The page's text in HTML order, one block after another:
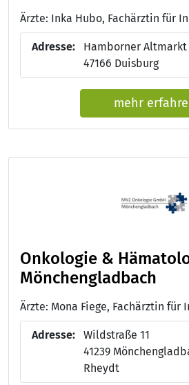
Adresse:
Hamborner Altmarkt
47166 Duisburg
mehr
Onkologie &
Mönchengladbach
Adresse:
Wildstraße 11
41239
Rheydt